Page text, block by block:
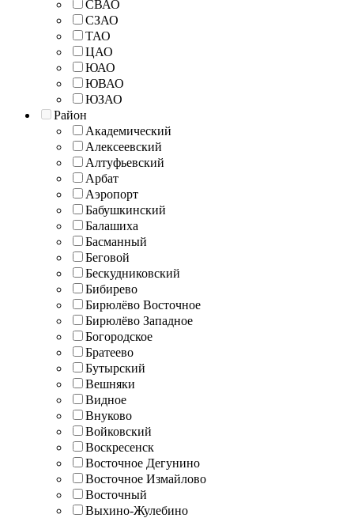
СВАО
СЗАО
ТАО
ЦАО
ЮАО
ЮВАО
ЮЗАО
Район
Академический
Алексеевский
Алтуфьевский
Арбат
Аэропорт
Бабушкинский
Балашиха
Басманный
Беговой
Бескудниковский
Бибирево
Бирюлёво Восточное
Бирюлёво Западное
Богородское
Братеево
Бутырский
Вешняки
Видное
Внуково
Войковский
Воскресенск
Восточное Дегунино
Восточное Измайлово
Восточный
Выхино-Жулебино